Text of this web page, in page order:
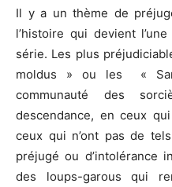
Il y a un thème de
l’histoire qui devient
série. Les plus
moldus » ou les «
communauté des
descendance, en ceux
ceux qui n’ont pas de
préjugé ou d’intolérance
des loups-garous qui